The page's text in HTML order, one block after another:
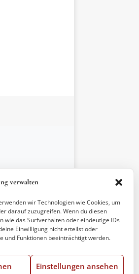
verwalten
wir Technologien wie Cookies, um
darauf zuzugreifen. Wenn du diesen
wie das Surfverhalten oder eindeutige IDs
Einwilligung nicht erteilst oder
und Funktionen beeinträchtigt werden.
Einstellungen ansehen